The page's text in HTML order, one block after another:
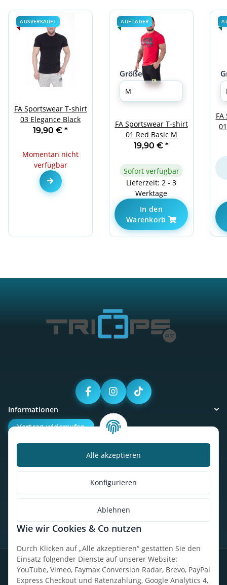
Alle akzeptieren
Konfigurieren
Ablehnen
Wie wir Cookies & Co nutzen
Durch Klicken auf „Alle akzeptieren“ gestatten Sie den
Einsatz folgender Dienste auf unserer Website:
YouTube, Vimeo, Faymax Conversion Radar, Brevo, PayPal
Express Checkout und Ratenzahlung, Google Analytics 4,
AUSVERKAUFT
FA Sportswear T-shirt
03 Elegance Black
19,90 € *
Momentan nicht
verfügbar
Zum Artikel
AUF LAGER
Größe
FA Sportswear T-shirt
01 Red Basic M
19,90 € *
Sofort verfügbar
Lieferzeit: 2 - 3
Werktage
In den
Warenkorb
Informationen
Vertrag widerrufen
Kalorienbedarfsrechner
So findest du uns
* Alle Preise inkl. gesetzlicher USt., zzgl.Versand
DatenschutzWiderrufsrecht AGBImpressumSitemap